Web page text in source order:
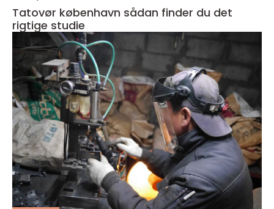
Tatovør københavn sådan finder du det
rigtige studie